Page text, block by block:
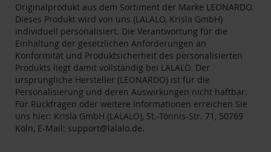
Originalprodukt aus dem Sortiment der Marke LEONARDO.
Dieses Produkt wird von uns (LALALO, Krisla GmbH)
individuell personalisiert. Die Verantwortung für die
Einhaltung der gesetzlichen Anforderungen an
Konformität und Produktsicherheit des personalisierten
Produkts liegt damit vollständig bei LALALO. Der
ursprüngliche Hersteller (LEONARDO) ist für die
Personalisierung und deren Auswirkungen nicht haftbar.
Für Rückfragen oder weitere Informationen erreichen Sie
uns hier: Krisla GmbH (LALALO), St.-Tönnis-Str. 71, 50769
Köln, E-Mail: support@lalalo.de.